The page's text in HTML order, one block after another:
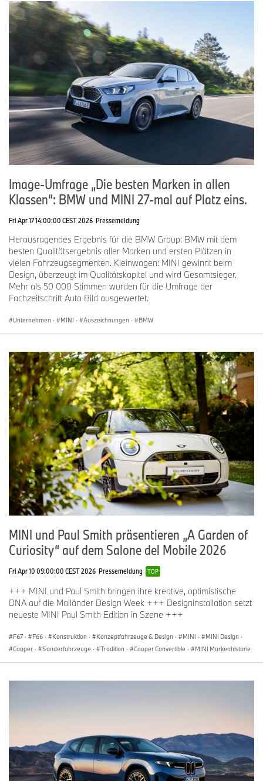
Image-Umfrage „Die besten Marken in allen
Klassen“: BMW und MINI 27-mal auf Platz eins.
Fri Apr 17 14:00:00 CEST 2026 Pressemeldung
Herausragendes Ergebnis für die BMW Group: BMW mit dem
besten Qualitätsergebnis aller Marken und ersten Plätzen in
vielen Fahrzeugsegmenten. Kleinwagen: MINI gewinnt beim
Design, überzeugt im Qualitätskapitel und wird Gesamtsieger.
Mehr als 50 000 Stimmen wurden für die Umfrage der
Fachzeitschrift Auto Bild ausgewertet.
Unternehmen · MINI · Auszeichnungen · BMW
MINI und Paul Smith präsentieren „A Garden of
Curiosity“ auf dem Salone del Mobile 2026
Fri Apr 10 09:00:00 CEST 2026 Pressemeldung TOP
+++ MINI und Paul Smith bringen ihre kreative, optimistische
DNA auf die Mailänder Design Week +++ Designinstallation setzt
neueste MINI Paul Smith Edition in Szene +++
F67 · F66 · Konstruktion · Konzeptfahrzeuge & Design · MINI · MINI Design ·
Cooper · Sonderfahrzeuge · Tradition · Cooper Convertible · MINI Markenhistorie